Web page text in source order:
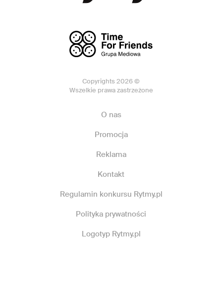
Copyrights 2026 ©
Wszelkie prawa zastrzeżone
O nas
Promocja
Reklama
Kontakt
Regulamin konkursu Rytmy.pl
Polityka prywatności
Logotyp Rytmy.pl